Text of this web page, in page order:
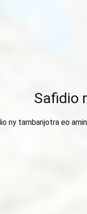
Safidio
ny tambanjotra eo